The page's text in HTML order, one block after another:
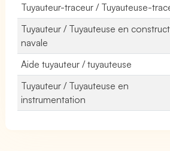
Tuyauteur-traceur / Tuyauteuse-
Tuyauteur / Tuyauteuse en
navale
Aide tuyauteur / tuyauteuse
Tuyauteur / Tuyauteuse en
instrumentation